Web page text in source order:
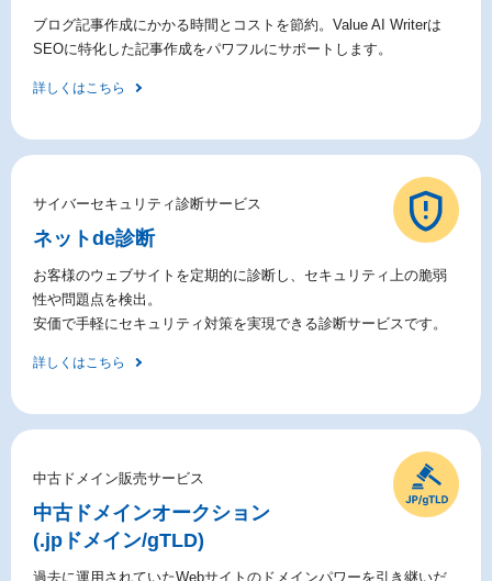
ブログ記事作成にかかる時間とコストを節約。Value AI Writerは
SEOに特化した記事作成をパワフルにサポートします。
詳しくはこちら
サイバーセキュリティ診断サービス
ネットde診断
お客様のウェブサイトを定期的に診断し、セキュリティ上の脆弱
性や問題点を検出。
安価で手軽にセキュリティ対策を実現できる診断サービスです。
詳しくはこちら
中古ドメイン販売サービス
中古ドメインオークション
(.jpドメイン/gTLD)
過去に運用されていたWebサイトのドメインパワーを引き継いだ